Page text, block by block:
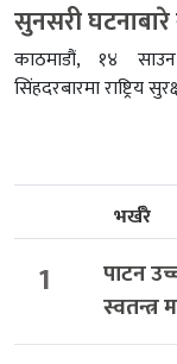
सुनसरी
काठमाडौं, १४
सिंहदरबारमा राष्ट्रिय
भर्खरै
1
पाटन
स्वतन्त्र